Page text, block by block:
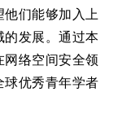
们能够加入上
的发展。通过本
络空间安全领
球优秀青年学者